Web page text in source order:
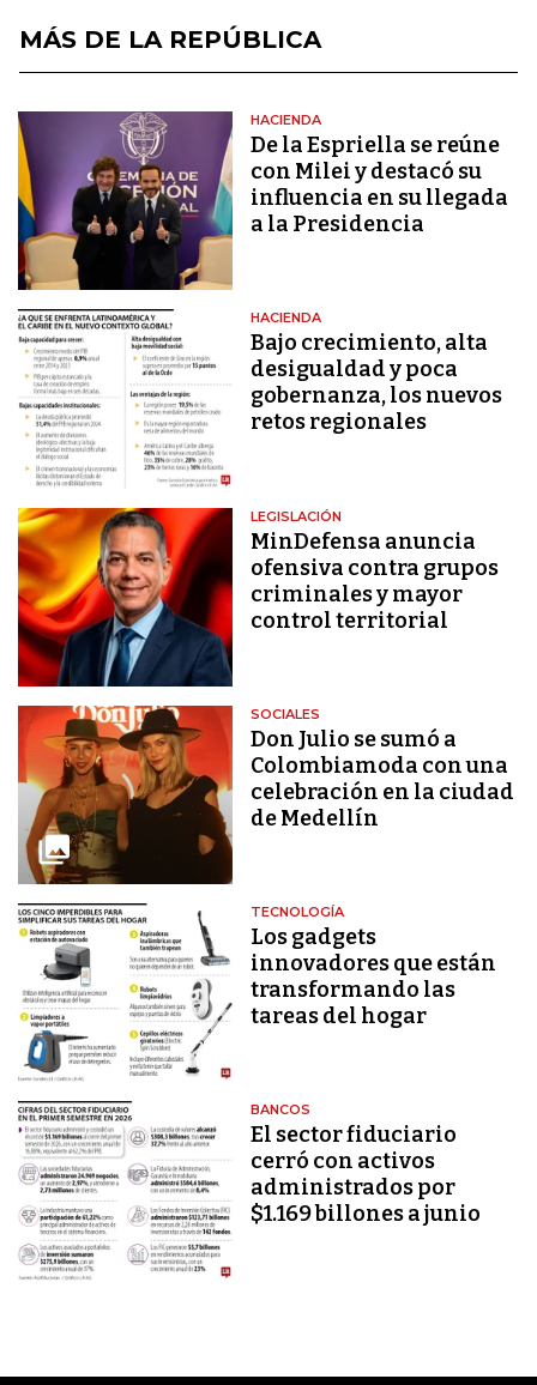
MÁS DE LA REPÚBLICA
HACIENDA
De la Espriella se reúne
con Milei y destacó su
influencia en su llegada
a la Presidencia
HACIENDA
Bajo crecimiento, alta
desigualdad y poca
gobernanza, los nuevos
retos regionales
LEGISLACIÓN
MinDefensa anuncia
ofensiva contra grupos
criminales y mayor
control territorial
SOCIALES
Don Julio se sumó a
Colombiamoda con una
celebración en la ciudad
de Medellín
TECNOLOGÍA
Los gadgets
innovadores que están
transformando las
tareas del hogar
BANCOS
El sector fiduciario
cerró con activos
administrados por
$1.169 billones a junio